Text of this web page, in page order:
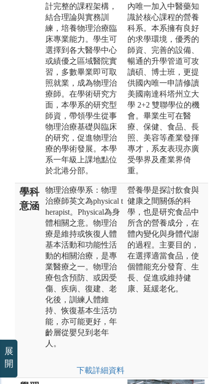
計完整的課程架構，
結合理論與實務訓
練，培養物理治療臨
床專業能力。學生可
選擇到各大醫學中心
或績優之區域醫院實
習，多數畢業即可取
照就業，成為物理治
療師。在學術研究方
面，本學系的研究型
師資，帶領學生從事
物理治療基礎與臨床
的研究，促進物理治
療的學術發展。本學
系一年級上課地點位
於北港分部。
內唯一加入中醫藥知
識於核心課程的營養
科系。本系擁有良好
的求學環境，優秀的
師資、完善的設備、
暢通的升學管道可攻
讀碩、博士班，更提
供國內唯一申請修讀
美國南達科塔州立大
學 2+2 雙聯學位的機
會。畢業生可在醫
療、保健、食品、長
照、美容等產業發揮
專才，系友表現亦廣
受學界及產業界倚
重。
學科
意涵
物理治療學系：物理
治療師英文為physical t
herapist。Physical為身
體相關之意。物理治
療是維持或恢復人體
基本活動和功能性活
動的相關治療，是專
業醫療之一。物理治
療包含預防、或因受
傷、疾病、復建、老
化後，訓練人體維
持、恢復基本生活功
能，亦可能更好，年
齡層從嬰兒到老年
人。
下載詳細資料
營養學是探討飲食與
健康之間關係的科
學，也是研究食品中
所含的營養成分，在
體內變化與身體代謝
的過程。主要目的，
在選擇適當食品，使
個體能充分發育、生
長、促進或維持健
康、延緩老化。
展
開